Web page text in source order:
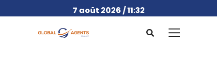
7 août 2026 / 11:32